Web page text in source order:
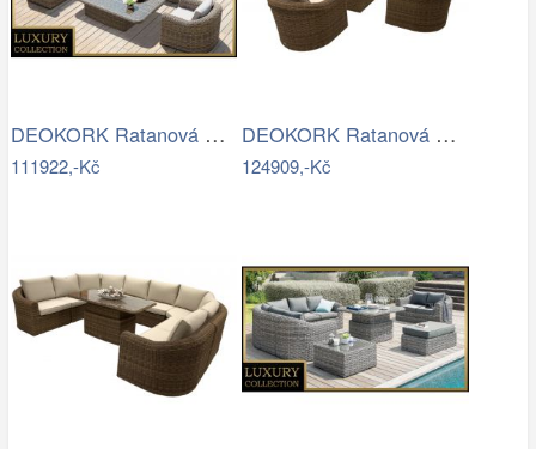
DEOKORK Ratanová modulová sestava…
111922,-Kč
DEOKORK Ratanová modulová sestava…
124909,-Kč